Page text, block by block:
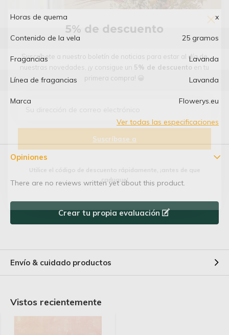
Horas de quema x
Contenido de la vela 25 gramos
Fragancias Lavanda
Línea de fragancias Lavanda
Marca Flowerys.eu
Ver todas las especificaciones
Opiniones
There are no reviews written yet about this product.
Crear tu propia evaluación
Envío & cuidado productos
Vistos recientemente
5% de descuento
Suscríbete a nuestro boletín de noticias para estar al día de
nuestras novedades, ¡y consigue un 5% de descuento en tu
primera compra! 😀
Suscríbase a
Utilice el código de descuento rápidamente, ¡antes de que
caduque!